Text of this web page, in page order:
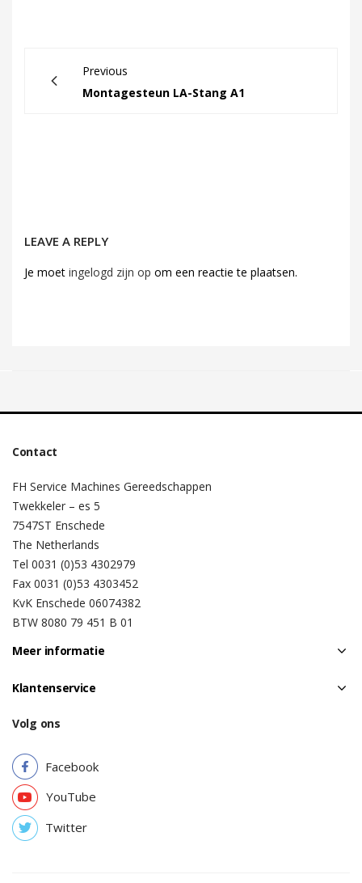
Previous
Montagesteun LA-Stang A1
LEAVE A REPLY
Je moet ingelogd zijn op om een reactie te plaatsen.
Contact
FH Service Machines Gereedschappen
Twekkeler – es 5
7547ST Enschede
The Netherlands
Tel 0031 (0)53 4302979
Fax 0031 (0)53 4303452
KvK Enschede 06074382
BTW 8080 79 451 B 01
Meer informatie
Klantenservice
Volg ons
Facebook
YouTube
Twitter